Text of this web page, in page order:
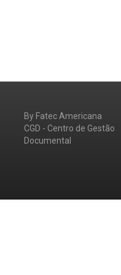
By Fatec Americana
CGD - Centro de Gestão
Documental